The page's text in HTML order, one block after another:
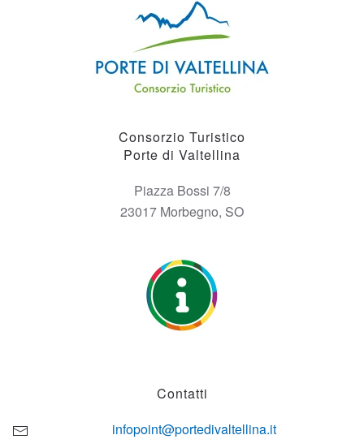
Consorzio Turistico
Porte di Valtellina
Piazza Bossi 7/8
23017 Morbegno, SO
Contatti
infopoint@portedivaltellina.it